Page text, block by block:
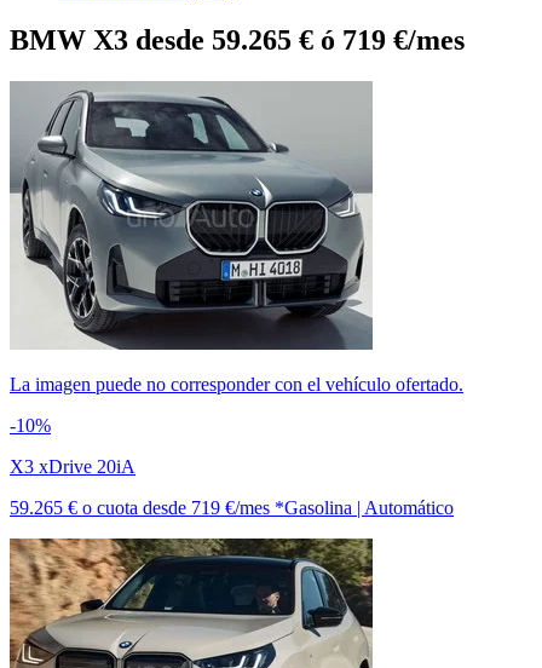
BMW X3 desde 59.265 € ó 719 €/mes
La imagen puede no corresponder con el vehículo ofertado.
-10%
X3 xDrive 20iA
59.265 € o cuota desde 719 €/mes *Gasolina | Automático